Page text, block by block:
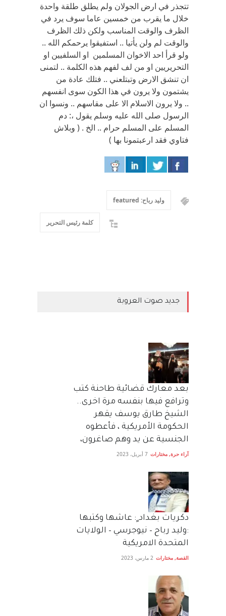
تتجذر في ارض الجولان ولم يطلق طلقة واحدة
خلال ما يقرب من خمسين عاما سوف يرد في
الظرف والوقت المناسب ولكن ذلك الظرف
والوقت لم ولن يأتيا .. استفيقوا يرحمكم الله ..
ولو قرأ احد الاخوان المسلمين او السلفيين او
التحريريين او من لف لفهم هذه الكلمة .. لتمنى
ان تنشق الارض وتبتلعني .. فتلك عادة من
يشتمون ولا يرون في هذا الكون سوى انفسهم
.. ولا يرون الاسلام الا على مقاسهم .. ونسوا ان
الرسول صلى الله عليه وسلم يقول ،: دم
المسلم على المسلم حرام .. الخ . ( وبلاش
فتاوي فقد ارعبتمونا بها )
وليد رباح: featured
كلمة رئيس التحرير
جديد صوت العروبة
بعد معارك قضائية طاحنة كتب
وترافع فيها بنفسه مرة اخرى..
الشيخ طارق يوسف يقهر
الحكومة الأمريكية ، فأعطوه
الجنسية عن يد وهم صاغرون،
آراء حرة, مختارات 7 أبريل، 2023
دكريات بغداد ٍ: عاشها وكتبها
:وليد رباح – نيوجرسي – الولايات
المتحدة الامريكية
القصة, مختارات 2 مارس، 2023